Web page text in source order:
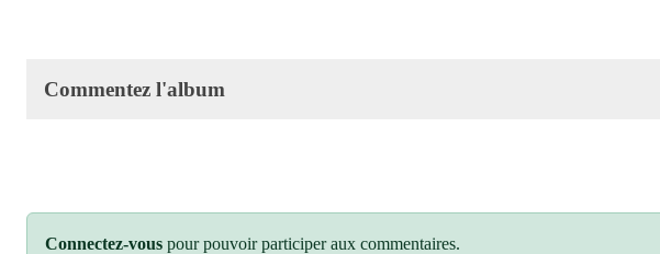
Commentez l'album
Connectez-vous pour pouvoir participer aux commentaires.